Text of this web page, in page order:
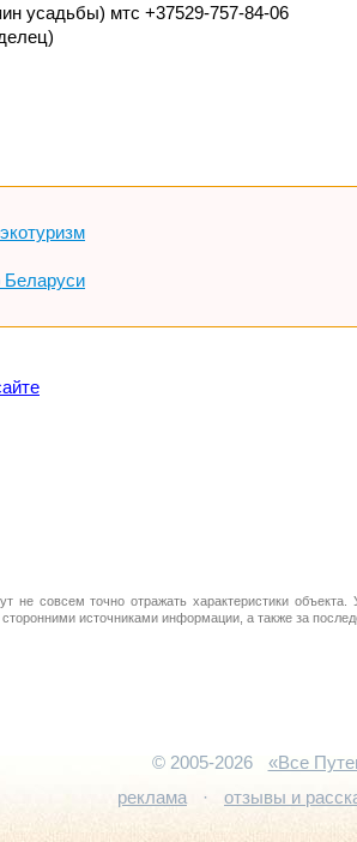
усадьбы) мтс +37529-757-84-06
не совсем точно отражать характеристики
источниками информации, а также за
© 2005-2026 «Все
реклама
· отзывы и